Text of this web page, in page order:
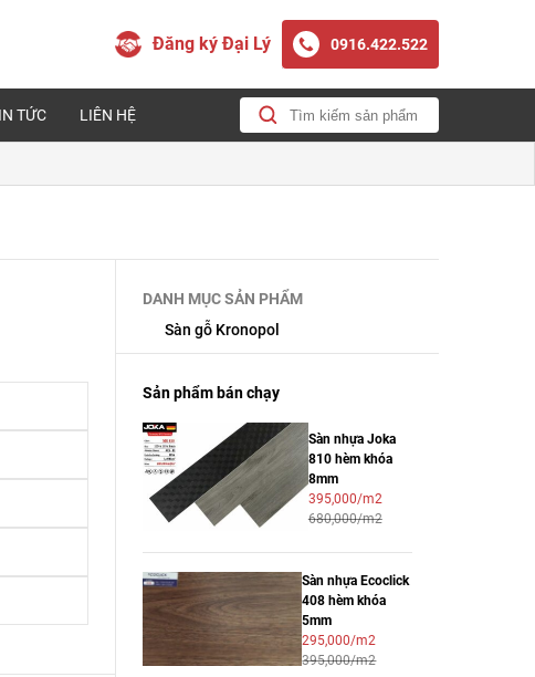
Đăng ký Đại Lý 0916.422.522
TỨC LIÊN HỆ
DANH MỤC SẢN PHẨM
Sàn gỗ Kronopol
Sản phẩm bán chạy
Sàn nhựa Joka
810 hèm khóa
8mm
395,000/m2
680,000/m2
Sàn nhựa Ecoclick
408 hèm khóa
5mm
295,000/m2
395,000/m2